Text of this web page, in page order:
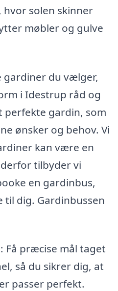
solen skinner
møbler og gulve
gardiner du vælger,
i Idestrup råd og
gardin, som
ønsker og behov. Vi
kan være en
tilbyder vi
en gardinbus,
dig. Gardinbussen
Få præcise mål taget
så du sikrer dig, at
passer perfekt.